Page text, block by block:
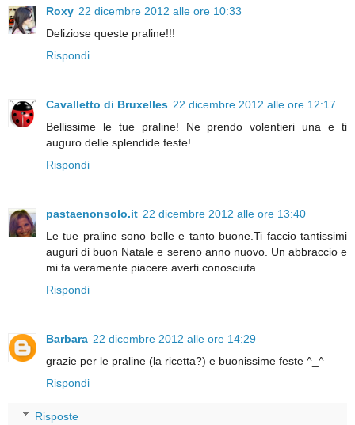
Roxy 22 dicembre 2012 alle ore 10:33
Deliziose queste praline!!!
Rispondi
Cavalletto di Bruxelles 22 dicembre 2012 alle ore 12:17
Bellissime le tue praline! Ne prendo volentieri una e ti
auguro delle splendide feste!
Rispondi
pastaenonsolo.it 22 dicembre 2012 alle ore 13:40
Le tue praline sono belle e tanto buone.Ti faccio tantissimi
auguri di buon Natale e sereno anno nuovo. Un abbraccio e
mi fa veramente piacere averti conosciuta.
Rispondi
Barbara 22 dicembre 2012 alle ore 14:29
grazie per le praline (la ricetta?) e buonissime feste ^_^
Rispondi
Risposte